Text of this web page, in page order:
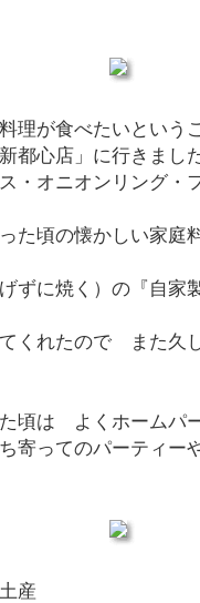
理が食べたいという
都心店」に行きまし
・オニオンリング・
た頃の懐かしい家庭
ずに焼く）の『自家
くれたので また久
頃は よくホームパ
寄ってのパーティ
産